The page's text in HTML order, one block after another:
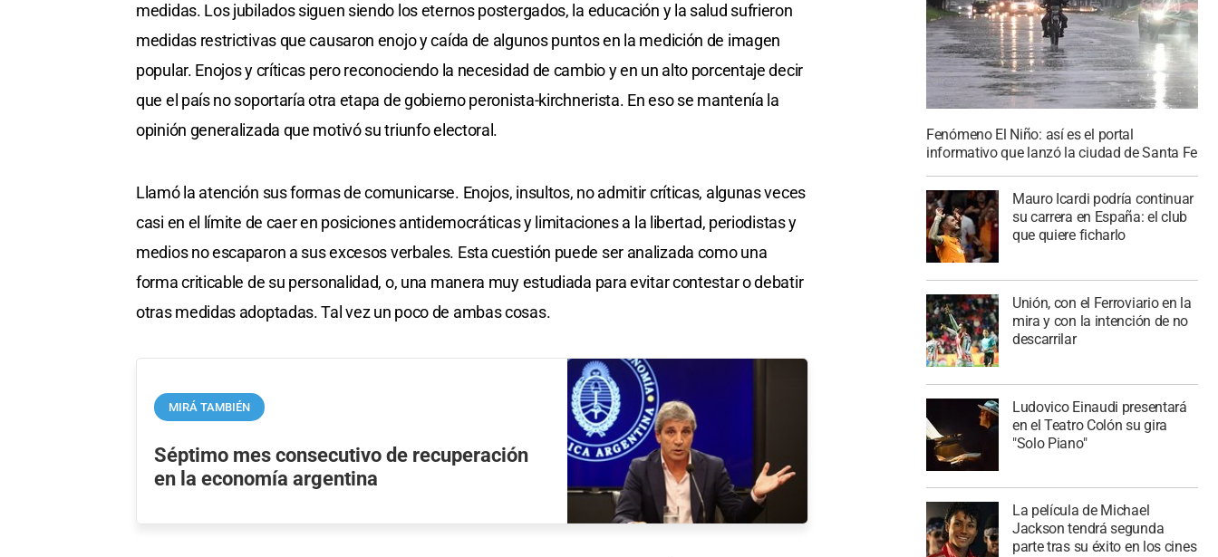
medidas. Los jubilados siguen siendo los eternos postergados, la educación y la salud sufrieron
medidas restrictivas que causaron enojo y caída de algunos puntos en la medición de imagen
popular. Enojos y críticas pero reconociendo la necesidad de cambio y en un alto porcentaje decir
que el país no soportaría otra etapa de gobierno peronista-kirchnerista. En eso se mantenía la
opinión generalizada que motivó su triunfo electoral.
Llamó la atención sus formas de comunicarse. Enojos, insultos, no admitir críticas, algunas veces
casi en el límite de caer en posiciones antidemocráticas y limitaciones a la libertad, periodistas y
medios no escaparon a sus excesos verbales. Esta cuestión puede ser analizada como una
forma criticable de su personalidad, o, una manera muy estudiada para evitar contestar o debatir
otras medidas adoptadas. Tal vez un poco de ambas cosas.
MIRÁ TAMBIÉN
Séptimo mes consecutivo de recuperación
en la economía argentina
Fenómeno El Niño: así es el portal
informativo que lanzó la ciudad de Santa Fe
Mauro Icardi podría continuar
su carrera en España: el club
que quiere ficharlo
Unión, con el Ferroviario en la
mira y con la intención de no
descarrilar
Ludovico Einaudi presentará
en el Teatro Colón su gira
"Solo Piano"
La película de Michael
Jackson tendrá segunda
parte tras su éxito en los cines